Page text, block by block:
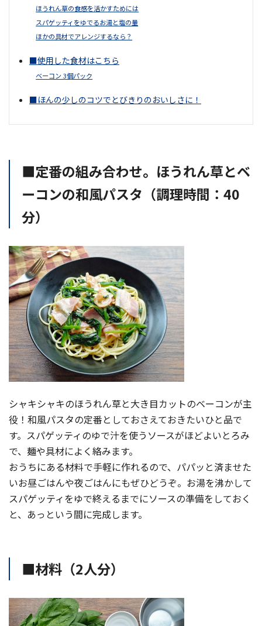
ほうれん草の食感を活かすためには
スパゲッティをゆでるお湯と塩の量
ほかの具材でアレンジするなら？
■使用した食材はこちら
ベーコン 3個パック
■ほんの少しのコツでとびきりのおいしさに！
■定番の組み合わせ。ほうれん草とベ
ーコンの和風パスタ（調理時間：40
分）
シャキシャキのほうれん草と大き目カットのベーコンが主
役！和風パスタの定番としておさえておきたいひと品で
す。スパゲッティのゆで汁を使うソースがほどよいとろみ
で、麺や具材によく絡みます。
おうちにある材料で手軽に作れるので、パパッと済ませた
いお昼ごはんや夜ごはんにもぜひどうぞ。お湯を沸かして
スパゲッティをゆで終えるまでにソースの準備をしておく
と、あっという間に完成します。
■材料（2人分）